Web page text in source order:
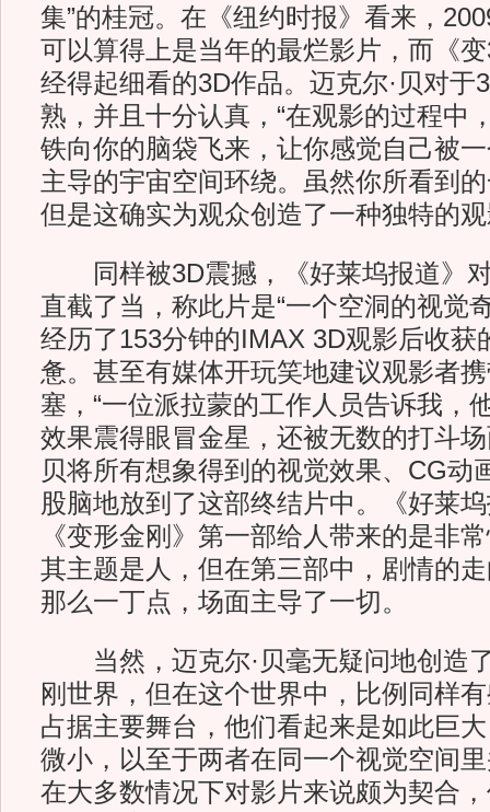
集”的桂冠。在《纽约时报》看来，
可以算得上是当年的最烂影片，而《
经得起细看的3D作品。迈克尔·贝对于
熟，并且十分认真，“在观影的过程中
铁向你的脑袋飞来，让你感觉自己被
主导的宇宙空间环绕。虽然你所看到
但是这确实为观众创造了一种独特的观
同样被3D震撼，《好莱坞报道》对
直截了当，称此片是“一个空洞的视觉
经历了153分钟的IMAX 3D观影后收获
惫。甚至有媒体开玩笑地建议观影者
塞，“一位派拉蒙的工作人员告诉我，
效果震得眼冒金星，还被无数的打斗场
贝将所有想象得到的视觉效果、CG动
股脑地放到了这部终结片中。《好莱
《变形金刚》第一部给人带来的是非
其主题是人，但在第三部中，剧情的
那么一丁点，场面主导了一切。
当然，迈克尔·贝毫无疑问地创造
刚世界，但在这个世界中，比例同样
占据主要舞台，他们看起来是如此巨
微小，以至于两者在同一个视觉空间
在大多数情况下对影片来说颇为契合